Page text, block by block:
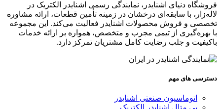
فروشگاه دنیای اشنایدر، نمایندگی رسمی اشنایدر الکتریک در
لاله‌زار، با سابقه‌ای درخشان در زمینه تأمین قطعات، ارائه مشاوره
تخصصی و فروش محصولات اشنایدر فعالیت می‌کند. این مجموعه
با بهره‌گیری از تیمی مجرب و متخصص، همواره بر ارائه خدمات
باکیفیت و جلب رضایت کامل مشتریان تمرکز دارد.
دسترسی های مهم
اتوماسیون صنعتی اشنایدر
بی متال اشنایدر الکتریک